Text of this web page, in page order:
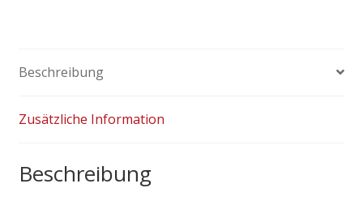
Beschreibung
Zusätzliche Information
Beschreibung